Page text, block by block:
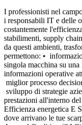
I professionisti nel
i responsabili IT e delle
costantemente
stabilimenti, supply
da questi ambienti,
permettono: •
singola macchina su
informazioni operative
miglior processo
sviluppo di strategie
prestazioni all'interno
Efficienza energetica
dove arrivano le tue